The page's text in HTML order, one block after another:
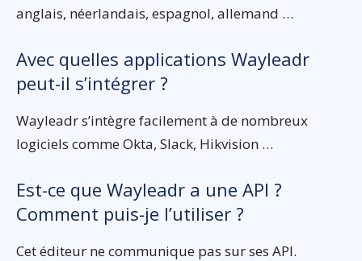
anglais, néerlandais, espagnol, allemand …
Avec quelles applications Wayleadr
peut-il s’intégrer ?
Wayleadr s’intègre facilement à de nombreux
logiciels comme Okta, Slack, Hikvision …
Est-ce que Wayleadr a une API ?
Comment puis-je l’utiliser ?
Cet éditeur ne communique pas sur ses API.